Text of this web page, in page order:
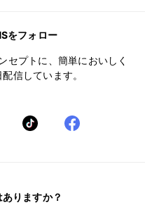
をフォロー
セプトに、簡単においしく
信しています。
りますか？